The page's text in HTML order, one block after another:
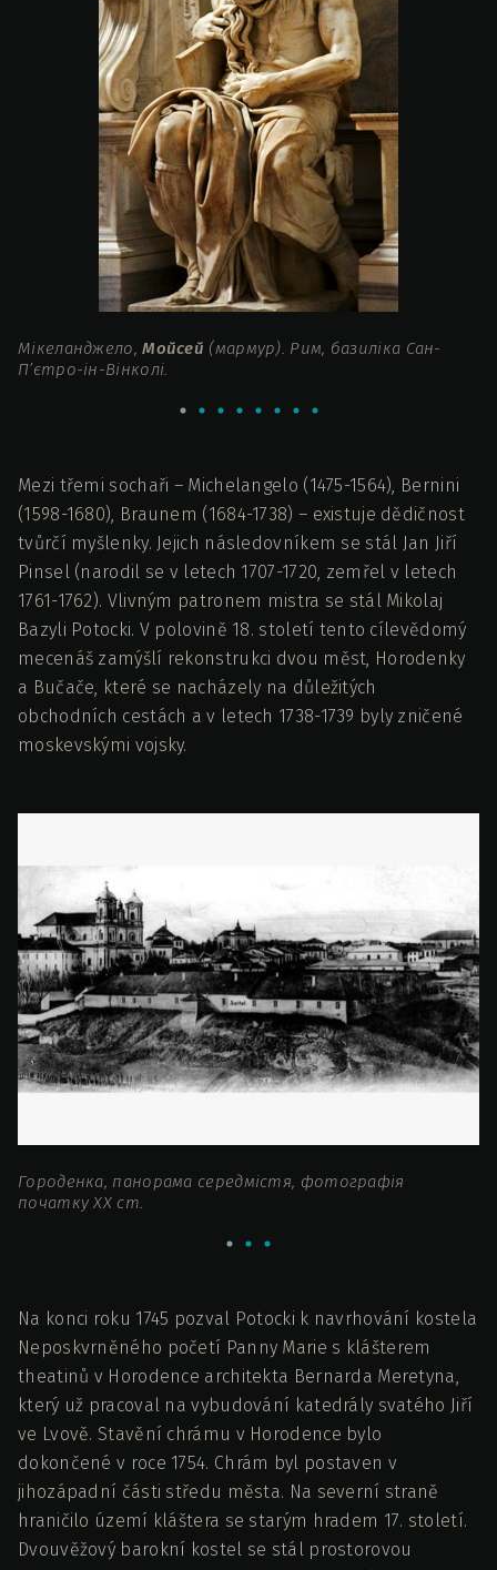
Мікеланджело,Мойсей (мармур). Рим, базиліка Сан-
П’єтро-ін-Вінколі.
Mezi třemi sochaři – Michelangelo (1475-1564), Bernini
(1598-1680), Braunem (1684-1738) – existuje dědičnost
tvůrčí myšlenky. Jejich následovníkem se stál Jan Jiří
Pinsel (narodil se v letech 1707-1720, zemřel v letech
1761-1762). Vlivným patronem mistra se stál Mikolaj
Bazyli Potocki. V polovině 18. století tento cílevědomý
mecenáš zamýšlí rekonstrukci dvou měst, Horodenky
a Bučače, které se nacházely na důležitých
obchodních cestách a v letech 1738-1739 byly zničené
moskevskými vojsky.
Городенка, панорама середмістя, фотографія
початку ХХ ст.
Na konci roku 1745 pozval Potocki k navrhování kostela
Neposkvrněného početí Panny Marie s klášterem
theatinů v Horodence architekta Bernarda Meretyna,
který už pracoval na vybudování katedrály svatého Jiří
ve Lvově. Stavění chrámu v Horodence bylo
dokončené v roce 1754. Chrám byl postaven v
jihozápadní části středu města. Na severní straně
hraničilo území kláštera se starým hradem 17. století.
Dvouvěžový barokní kostel se stál prostorovou